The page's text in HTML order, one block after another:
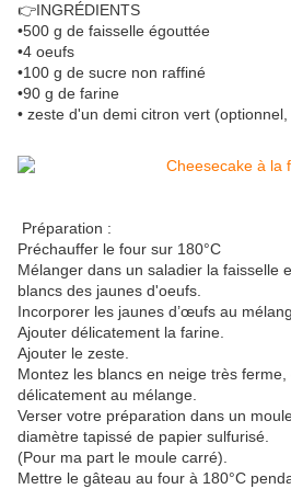
👉INGRÉDIENTS
•500 g de faisselle égouttée
•4 oeufs
•100 g de sucre non raffiné
•90 g de farine
• zeste d'un demi citron vert
Préparation :
Préchauffer le four sur 180°C
Mélanger dans un saladier la faisselle
blancs des jaunes d'oeufs.
Incorporer les jaunes d’œufs au
Ajouter délicatement la farine.
Ajouter le zeste.
Montez les blancs en neige très
délicatement au mélange.
Verser votre préparation dans un
diamètre tapissé de papier sulfurisé.
(Pour ma part le moule carré).
Mettre le gâteau au four à 180°C